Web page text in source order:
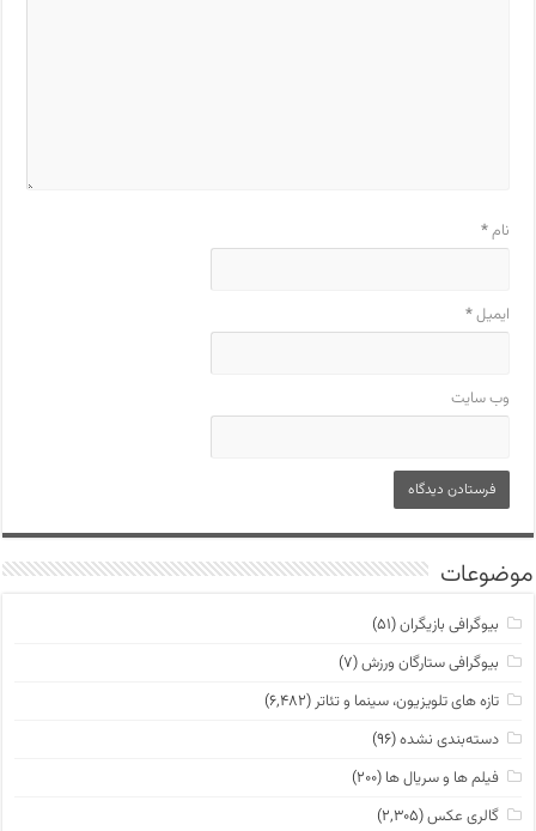
نام*
ایمیل*
وب‌ سایت
موضوعات
بیوگرافی بازیگران(۵۱)
بیوگرافی ستارگان ورزش(۷)
تازه های تلویزیون، سینما و تئاتر(۶,۴۸۲)
دسته‌بندی نشده(۹۶)
فیلم ها و سریال ها (۲۰۰)
گالری عکس(۲,۳۰۵)